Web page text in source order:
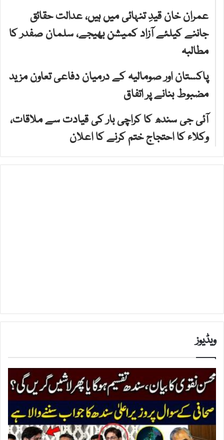
عمران خان قیدِ تنہائی میں ہیں، عدالت حقائق
جاننے کیلئے آزاد کمیشن بھیجے، سلمان صفدر کا
مطالبہ
پاکستان اور صومالیہ کے درمیان دفاعی تعاون مزید
مضبوط بنانے پر اتفاق
آئی جی سندھ کا کراچی بار کی قیادت سے ملاقات،
وکلاء کا احتجاج ختم کرنے کا اعلان
ویڈیوز